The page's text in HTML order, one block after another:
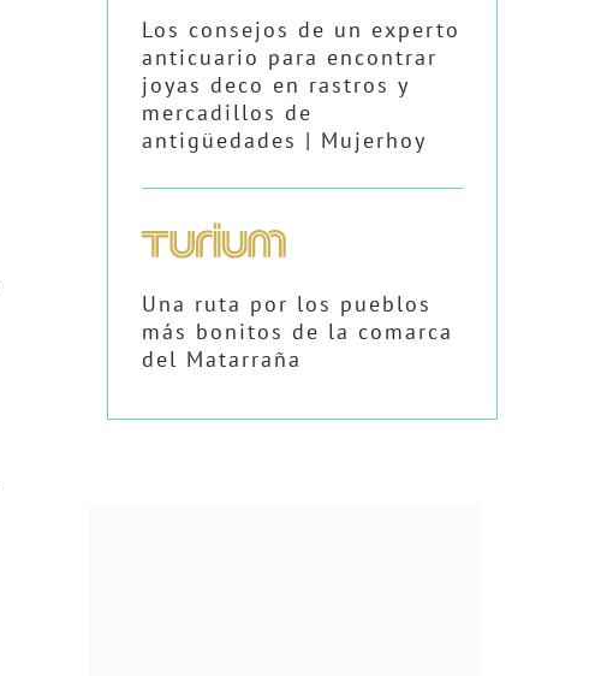
Los consejos de un experto
anticuario para encontrar
joyas deco en rastros y
mercadillos de
antigüedades | Mujerhoy
Una ruta por los pueblos
más bonitos de la comarca
del Matarraña